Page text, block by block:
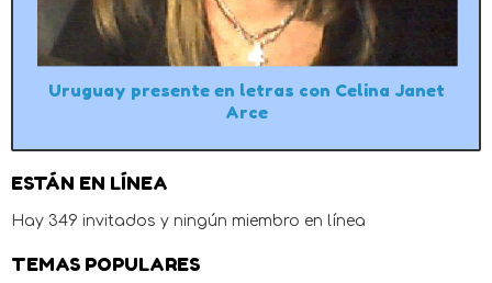
Uruguay presente en letras con Celina Janet
Arce
ESTÁN EN LÍNEA
Hay 349 invitados y ningún miembro en línea
TEMAS POPULARES